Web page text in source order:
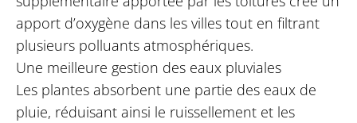
apport d’oxygène dans les villes tout en filtrant
plusieurs polluants atmosphériques.
Une meilleure gestion des eaux pluviales
Les plantes absorbent une partie des eaux de
pluie, réduisant ainsi le ruissellement et les